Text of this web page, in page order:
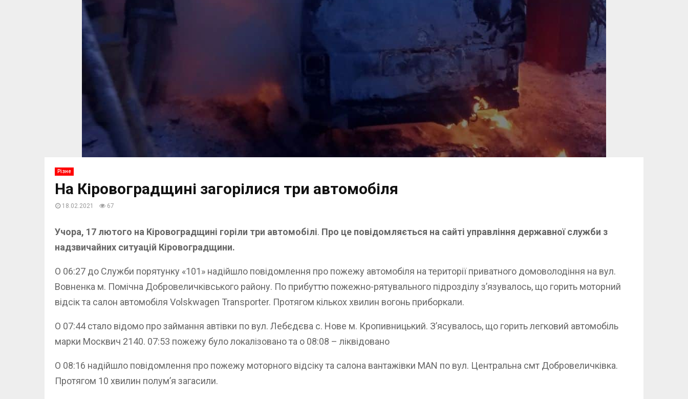
Різне
На Кіровоградщині загорілися три автомобіля
18.02.2021 67
Учора, 17 лютого на Кіровоградщині горіли три автомобілі. Про це повідомляється на сайті управління державної служби з
надзвичайних ситуацій Кіровоградщини.
О 06:27 до Служби порятунку «101» надійшло повідомлення про пожежу автомобіля на території приватного домоволодіння на вул.
Вовненка м. Помічна Добровеличківського району. По прибуттю пожежно-рятувального підрозділу з’язувалось, що горить моторний
відсік та салон автомобіля Volskwagen Transporter. Протягом кількох хвилин вогонь приборкали.
О 07:44 стало відомо про займання автівки по вул. Лебєдєва с. Нове м. Кропивницький. З’ясувалось, що горить легковий автомобіль
марки Москвич 2140. 07:53 пожежу було локалізовано та о 08:08 – ліквідовано
О 08:16 надійшло повідомлення про пожежу моторного відсіку та салона вантажівки МАN по вул. Центральна смт Добровеличківка.
Протягом 10 хвилин полум’я загасили.